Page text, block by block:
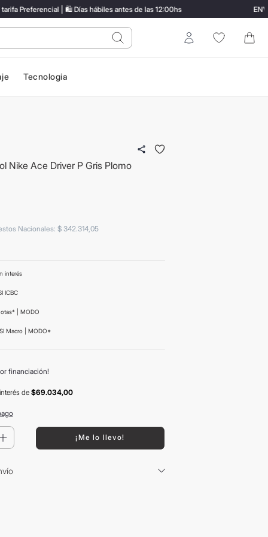
Preferencial | 🛍️ Días hábiles antes de las 12:00hs
Entrar
Tecnologia
Nike Ace Driver P Gris Plomo
Nacionales: $ 342.314, 05
interés
ICBC
| MODO
Macro | MODO*
financiación!
de $69.034,00
¡Me lo llevo!